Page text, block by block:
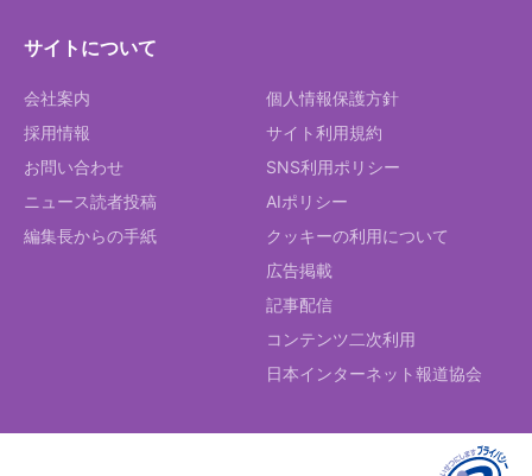
サイトについて
会社案内
採用情報
お問い合わせ
ニュース読者投稿
編集長からの手紙
個人情報保護方針
サイト利用規約
SNS利用ポリシー
AIポリシー
クッキーの利用について
広告掲載
記事配信
コンテンツ二次利用
日本インターネット報道協会